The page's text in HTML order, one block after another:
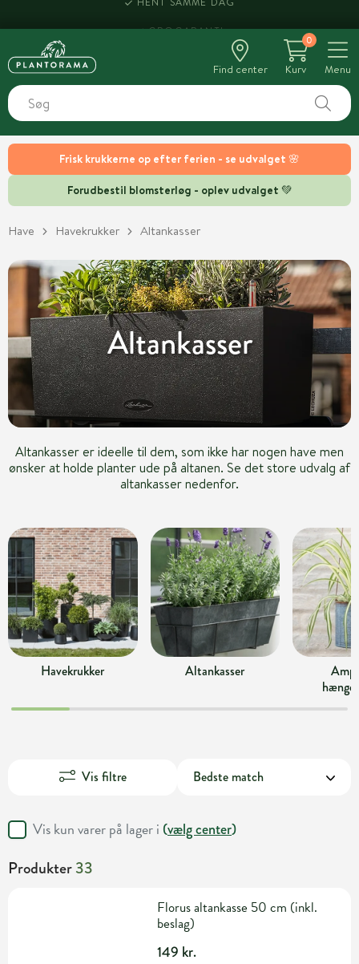
Frisk krukkerne op efter ferien - se udvalget 🌸
Forudbestil blomsterløg - oplev udvalget 💚
Find center
0
Kurv
Menu
Have Havekrukker Altankasser
Altankasser
Altankasser er ideelle til dem, som ikke har nogen have men
ønsker at holde planter ude på altanen. Se det store udvalg af
altankasser nedenfor.
Havekrukker Altankasser
Vis filtre
Vis kun varer på lager i (vælg center)
Produkter33
Florus altankasse 50 cm (inkl.
beslag)
149 kr.